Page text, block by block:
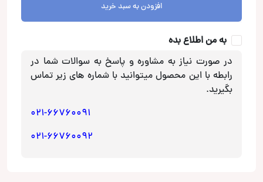
افزودن به سبد خرید
به من اطلاع بده
در صورت نیاز به مشاوره و پاسخ به سوالات شما در
رابطه با این محصول میتوانید با شماره های زیر تماس
بگیرید.
021-66760091
021-66760092